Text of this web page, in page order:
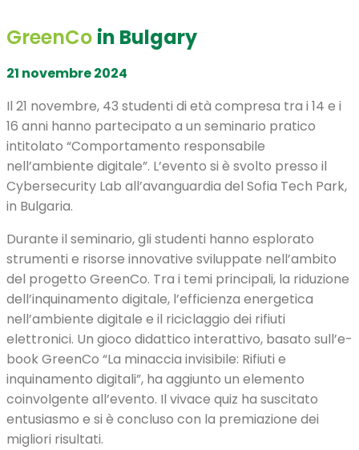
GreenCo in Bulgary
21 novembre 2024
Il 21 novembre, 43 studenti di età compresa tra i 14 e i
16 anni hanno partecipato a un seminario pratico
intitolato “Comportamento responsabile
nell’ambiente digitale”. L’evento si è svolto presso il
Cybersecurity Lab all’avanguardia del Sofia Tech Park,
in Bulgaria.
Durante il seminario, gli studenti hanno esplorato
strumenti e risorse innovative sviluppate nell’ambito
del progetto GreenCo. Tra i temi principali, la riduzione
dell’inquinamento digitale, l’efficienza energetica
nell’ambiente digitale e il riciclaggio dei rifiuti
elettronici. Un gioco didattico interattivo, basato sull’e-
book GreenCo “La minaccia invisibile: Rifiuti e
inquinamento digitali”, ha aggiunto un elemento
coinvolgente all’evento. Il vivace quiz ha suscitato
entusiasmo e si è concluso con la premiazione dei
migliori risultati.